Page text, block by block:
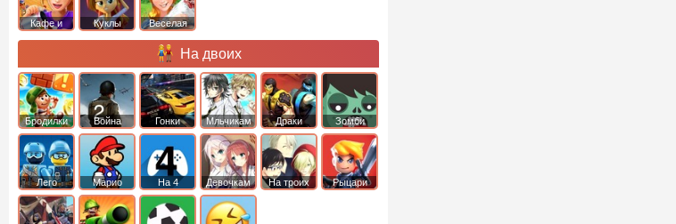
Кафе и
Куклы
Веселая
На двоих
Бродилки Война Гонки Мльчикам Драки Зомби
Лего Марио На 4 Девочкам На троих Рыцари